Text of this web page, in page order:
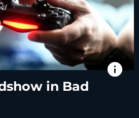
info
in Bad